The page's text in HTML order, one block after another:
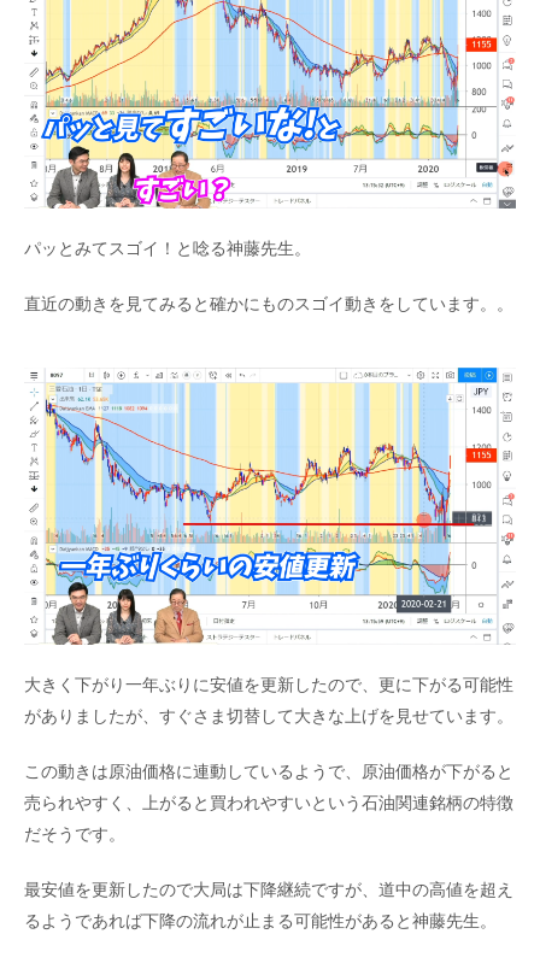
パッとみてスゴイ！と唸る神藤先生。
直近の動きを見てみると確かにものスゴイ動きをしています。。
大きく下がり一年ぶりに安値を更新したので、更に下がる可能性
がありましたが、すぐさま切替して大きな上げを見せています。
この動きは原油価格に連動しているようで、原油価格が下がると
売られやすく、上がると買われやすいという石油関連銘柄の特徴
だそうです。
最安値を更新したので大局は下降継続ですが、道中の高値を超え
るようであれば下降の流れが止まる可能性があると神藤先生。